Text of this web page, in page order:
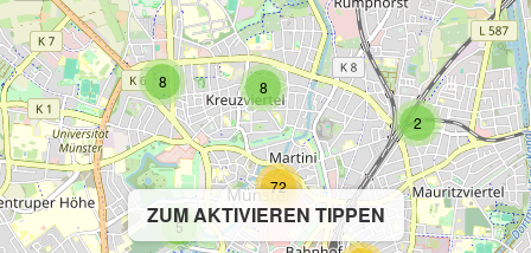
ZUM AKTIVIEREN TIPPEN
2
8 8
5
72